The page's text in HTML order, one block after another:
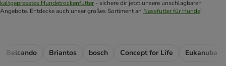
kaltgepresstes Hundetrockenfutter - sichere dir jetzt unsere unschlagbaren
Angebote. Entdecke auch unser großes Sortiment an Nassfutter für Hunde!
Belcando Briantos bosch Concept for Life Eukanuba